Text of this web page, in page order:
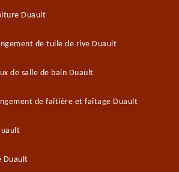
Duault
de tuile de rive Duault
de salle de bain Duault
de faîtière et faîtage Duault
Duault